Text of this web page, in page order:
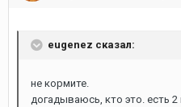
eugenez сказал:
не кормите.
догадываюсь, кто это. есть